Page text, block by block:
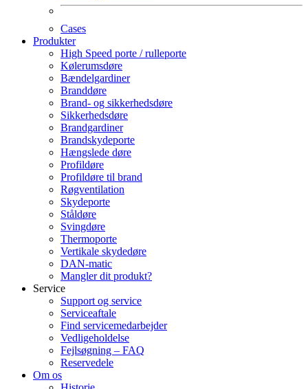
Cases
Produkter
High Speed porte / rulleporte
Kølerumsdøre
Bændelgardiner
Branddøre
Brand- og sikkerhedsdøre
Sikkerhedsdøre
Brandgardiner
Brandskydeporte
Hængslede døre
Profildøre
Profildøre til brand
Røgventilation
Skydeporte
Ståldøre
Svingdøre
Thermoporte
Vertikale skydedøre
DAN-matic
Mangler dit produkt?
Service
Support og service
Serviceaftale
Find servicemedarbejder
Vedligeholdelse
Fejlsøgning – FAQ
Reservedele
Om os